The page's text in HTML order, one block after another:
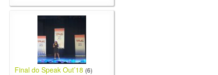
Final do Speak Out’18 (6)